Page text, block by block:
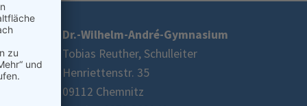
Dr.-Wilhelm-André-Gymnasium
Tobias Reuther, Schulleiter
Henriettenstr. 35
09112 Chemnitz